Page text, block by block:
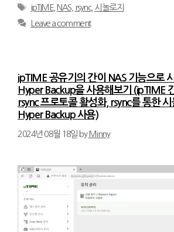
Tags
ipTIME, NAS, rsync, 시놀로지
Leave a comment
ipTIME 공유기의 간이 NAS 기능으로
Hyper Backup을 사용해보기 (ipTIME
rsync 프로토콜 활성화, rsync를 통한
Hyper Backup 사용)
2024년 08월 18일 by Minny